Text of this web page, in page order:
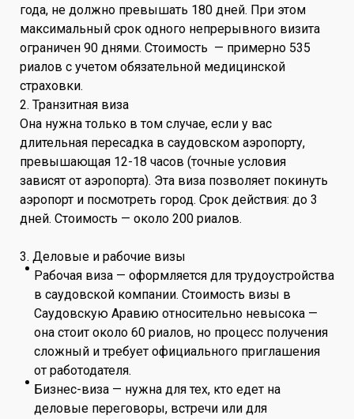
года, не должно превышать 180 дней. При этом
максимальный срок одного непрерывного визита
ограничен 90 днями. Стоимость — примерно 535
риалов с учетом обязательной медицинской
страховки.
2. Транзитная виза
Она нужна только в том случае, если у вас
длительная пересадка в саудовском аэропорту,
превышающая 12-18 часов (точные условия
зависят от аэропорта). Эта виза позволяет покинуть
аэропорт и посмотреть город. Срок действия: до 3
дней. Стоимость — около 200 риалов.
3. Деловые и рабочие визы
Рабочая виза — оформляется для трудоустройства
в саудовской компании. Стоимость визы в
Саудовскую Аравию относительно невысока —
она стоит около 60 риалов, но процесс получения
сложный и требует официального приглашения
от работодателя.
Бизнес-виза — нужна для тех, кто едет на
деловые переговоры, встречи или для